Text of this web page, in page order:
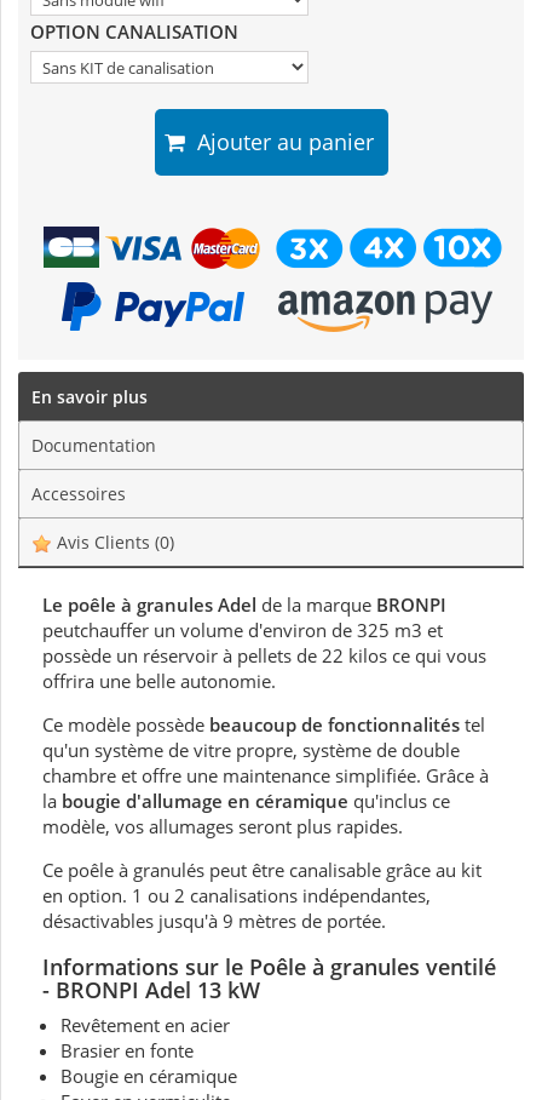
OPTION CANALISATION
Ajouter au panier
En savoir plus
Documentation
Accessoires
Avis Clients (0)
Le poêle à granules Adel de la marque BRONPI
peutchauffer un volume d'environ de 325 m3 et
possède un réservoir à pellets de 22 kilos ce qui vous
offrira une belle autonomie.
Ce modèle possède beaucoup de fonctionnalités tel
qu'un système de vitre propre, système de double
chambre et offre une maintenance simplifiée. Grâce à
la bougie d'allumage en céramique qu'inclus ce
modèle, vos allumages seront plus rapides.
Ce poêle à granulés peut être canalisable grâce au kit
en option. 1 ou 2 canalisations indépendantes,
désactivables jusqu'à 9 mètres de portée.
Informations sur le Poêle à granules ventilé
- BRONPI Adel 13 kW
Revêtement en acier
Brasier en fonte
Bougie en céramique